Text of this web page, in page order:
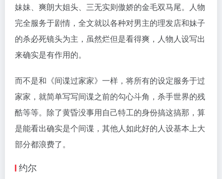
妹妹、爽朗大姐头、三无实则傲娇的金毛双马尾。人物
完全服务于剧情，全文就以各种对男主的理发店和妹子
的杀必死镜头为主，虽然烂但是看得爽，人物人设写出
来确实是有作用的。
而不是和《间谍过家家》一样，将所有的设定服务于过
家家，就简单写写间谍之前的勾心斗角，杀手世界的残
酷等等。除了黄昏没事用自己特工的身份搞这搞那，算
是能看出确实是个间谍，其他人如此好的人设基本上大
部分都浪费了。
约尔